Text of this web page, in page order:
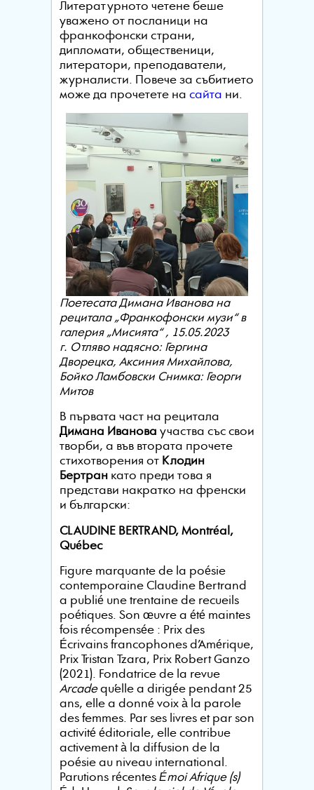
Литературното четене беше
уважено от посланици на
франкофонски страни,
дипломати, общественици,
литератори, преподаватели,
журналисти. Повече за събитието
може да прочетете на сайта ни.
Поетeсата Димана Иванова на
рецитала „Франкофонски музи“ в
галерия „Мисията“ , 15.05.2023
г. Отляво надясно: Гергина
Дворецка, Аксиния Михайлова,
Бойко Ламбовски Снимка: Георги
Митов
В първата част на рецитала
Димана Иванова участва със свои
творби, а във втората прочете
стихотворения от Клодин
Бертранкато преди това я
представи накратко на френски
и български:
CLAUDINE BERTRAND, Montréal,
Québec
Figure marquante de la poésie
contemporaine Claudine Bertrand
a publié une trentaine de recueils
poétiques. Son œuvre a été maintes
fois récompensée : Prix des
Écrivains francophones d’Amérique,
Prix Tristan Tzara, Prix Robert Ganzo
(2021). Fondatrice de la revue
Arcade qu’elle a dirigée pendant 25
ans, elle a donné voix à la parole
des femmes. Par ses livres et par son
activité éditoriale, elle contribue
activement à la diffusion de la
poésie au niveau international.
Parutions récentesÉmoi Afrique (s)